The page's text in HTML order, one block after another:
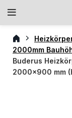
2000mm
Buderus
2000×900 mm